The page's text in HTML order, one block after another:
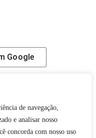
de navegação,
e analisar nosso
concorda com nosso uso
Google
deseja